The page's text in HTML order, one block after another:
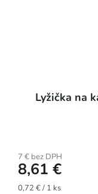
Lyžička na
7 € bez DPH
8,61 €
Jednotková
0,72 € / 1 ks